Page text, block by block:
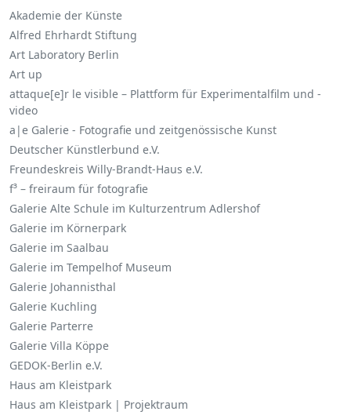
Akademie der Künste
Alfred Ehrhardt Stiftung
Art Laboratory Berlin
Art up
attaque[e]r le visible – Plattform für Experimentalfilm und -
video
a|e Galerie - Fotografie und zeitgenössische Kunst
Deutscher Künstlerbund e.V.
Freundeskreis Willy-Brandt-Haus e.V.
f³ – freiraum für fotografie
Galerie Alte Schule im Kulturzentrum Adlershof
Galerie im Körnerpark
Galerie im Saalbau
Galerie im Tempelhof Museum
Galerie Johannisthal
Galerie Kuchling
Galerie Parterre
Galerie Villa Köppe
GEDOK-Berlin e.V.
Haus am Kleistpark
Haus am Kleistpark | Projektraum